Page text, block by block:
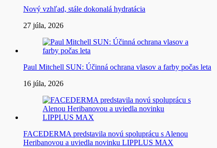
Nový vzhľad, stále dokonalá hydratácia
27 júla, 2026
Paul Mitchell SUN: Účinná ochrana vlasov a farby počas leta
16 júla, 2026
FACEDERMA predstavila novú spoluprácu s Alenou
Heribanovou a uviedla novinku LIPPLUS MAX